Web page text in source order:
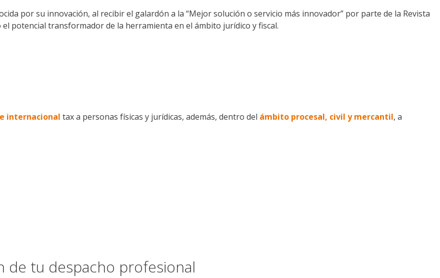
por su innovación, al recibir el galardón a la “Mejor solución o servicio más innovador” por parte de la Revista
potencial transformador de la herramienta en el ámbito jurídico y fiscal.
internacional tax a personas físicas y jurídicas, además, dentro del ámbito procesal, civil y mercantil, a
de tu despacho profesional